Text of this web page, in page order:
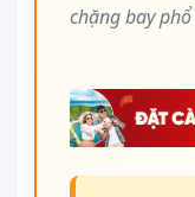
chặng bay